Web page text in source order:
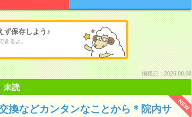
ず保存しよう♪
きるよ。
掲載日：2026.08.08
未読
NEW
換などカンタンなことから＊院内サ